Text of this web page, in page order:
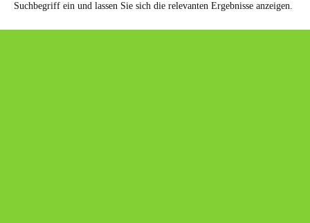
Suchbegriff ein und lassen Sie sich die relevanten Ergebnisse anzeigen.